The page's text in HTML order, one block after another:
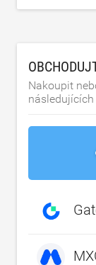
Nakoupit